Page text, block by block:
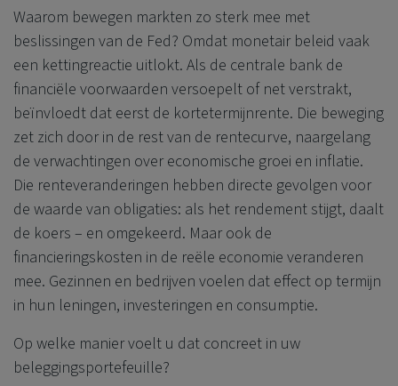
Waarom bewegen markten zo sterk mee met
beslissingen van de Fed? Omdat monetair beleid vaak
een kettingreactie uitlokt. Als de centrale bank de
financiële voorwaarden versoepelt of net verstrakt,
beïnvloedt dat eerst de kortetermijnrente. Die beweging
zet zich door in de rest van de rentecurve, naargelang
de verwachtingen over economische groei en inflatie.
Die renteveranderingen hebben directe gevolgen voor
de waarde van obligaties: als het rendement stijgt, daalt
de koers – en omgekeerd. Maar ook de
financieringskosten in de reële economie veranderen
mee. Gezinnen en bedrijven voelen dat effect op termijn
in hun leningen, investeringen en consumptie.
Op welke manier voelt u dat concreet in uw
beleggingsportefeuille?